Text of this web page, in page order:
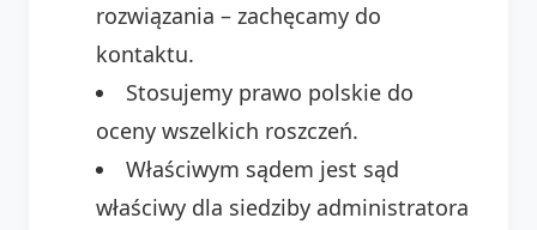
rozwiązania – zachęcamy do
kontaktu.
Stosujemy prawo polskie do
oceny wszelkich roszczeń.
Właściwym sądem jest sąd
właściwy dla siedziby administratora